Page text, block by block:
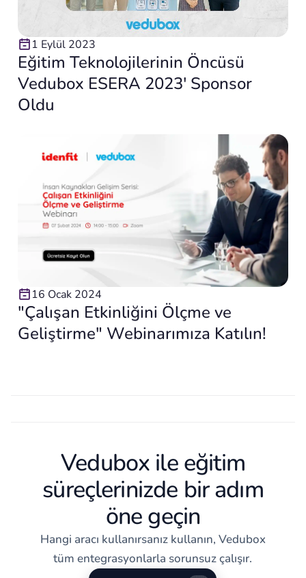
1 Eylül 2023
Eğitim Teknolojilerinin Öncüsü
Vedubox ESERA 2023′ Sponsor
Oldu
16 Ocak 2024
"Çalışan Etkinliğini Ölçme ve
Geliştirme" Webinarımıza Katılın!
Vedubox ile eğitim
süreçlerinizde bir adım
öne geçin
Hangi aracı kullanırsanız kullanın, Vedubox
tüm entegrasyonlarla sorunsuz çalışır.